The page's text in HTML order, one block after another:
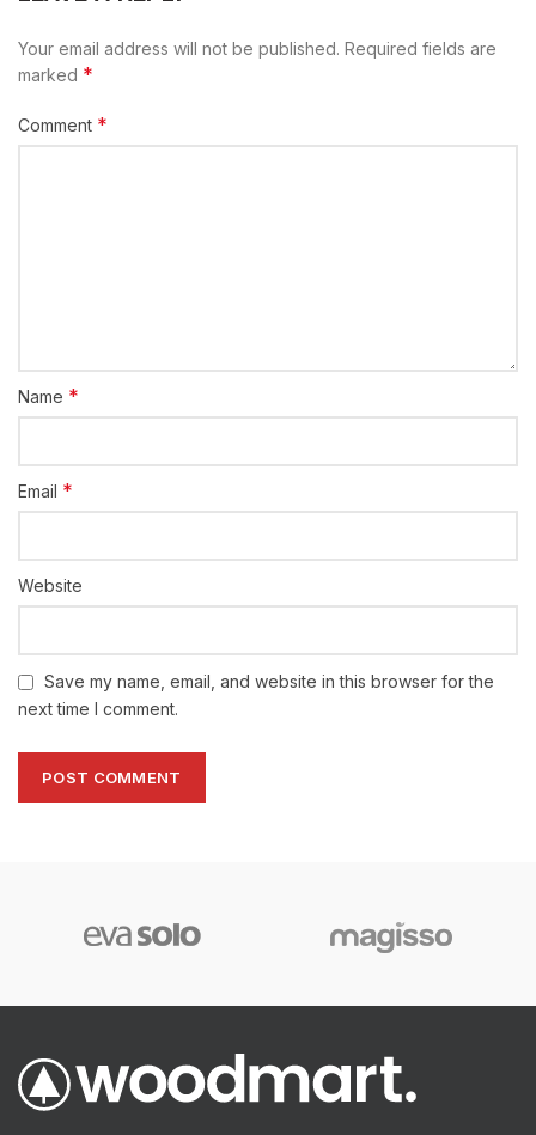
Your email address will not be published. Required fields are
marked *
Comment *
Name *
Email *
Website
Save my name, email, and website in this browser for the
next time I comment.